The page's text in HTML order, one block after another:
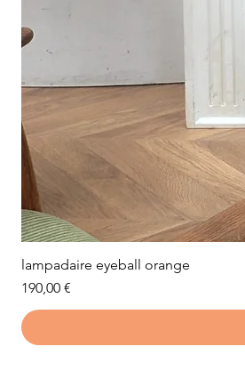
lampadaire eyeball orange
Prix
190,00 €